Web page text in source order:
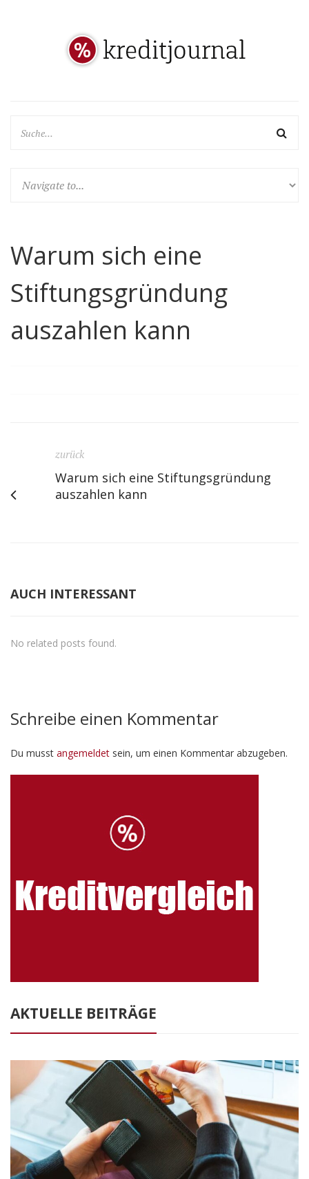
Warum sich eine
Stiftungsgründung
auszahlen kann
zurück
Warum sich eine Stiftungsgründung
auszahlen kann
AUCH INTERESSANT
No related posts found.
Schreibe einen Kommentar
Du musst angemeldet sein, um einen Kommentar abzugeben.
AKTUELLE BEITRÄGE